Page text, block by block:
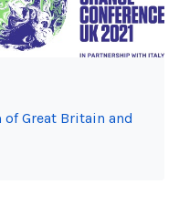
Great Britain and